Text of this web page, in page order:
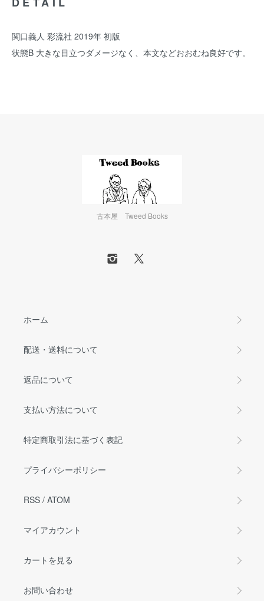
関口義人 彩流社 2019年 初版
状態B 大きな目立つダメージなく、本文などおおむね良好です。
古本屋 Tweed Books
ホーム
配送・送料について
返品について
支払い方法について
特定商取引法に基づく表記
プライバシーポリシー
RSS / ATOM
マイアカウント
カートを見る
お問い合わせ